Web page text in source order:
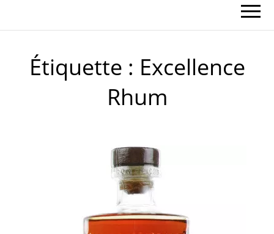
Étiquette : Excellence
Rhum